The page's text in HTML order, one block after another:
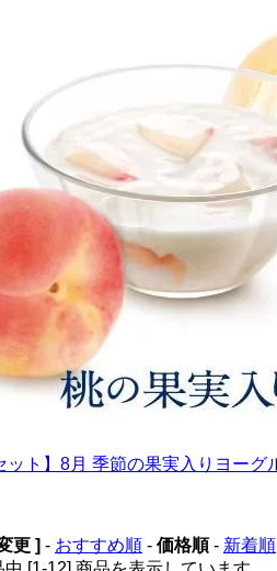
ット】8月 季節の果実入りヨー
更 ] - おすすめ順 - 価格順- 新着順